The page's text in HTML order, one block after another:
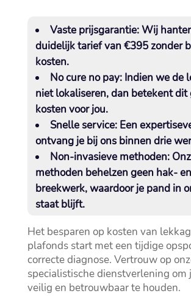
Vaste prijsgarantie:Wij
duidelijk tarief van €395 zonder
kosten.​
No cure no pay:Indien we de
niet lokaliseren, dan betekent dit
kosten voor jou.​
Snelle service:Een
ontvang je bij ons binnen drie
Non-invasieve methoden:
methoden behelzen geen hak- en
breekwerk, waardoor je pand in
staat blijft.​
Het besparen op kosten van
plafonds start met een tijdige
correcte diagnose.​ Vertrouw op
specialistische dienstverlening om
veilig en betrouwbaar te houden.​